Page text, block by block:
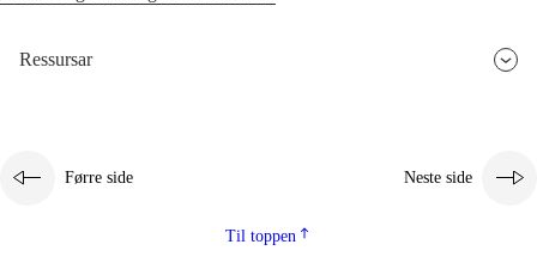
Ressursar
Førre side Neste side
Til toppen